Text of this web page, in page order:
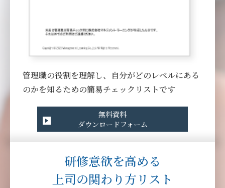
管理職の役割を理解し、自分がどのレベルにある
のかを知るための簡易チェックリストです
無料資料
ダウンロードフォーム
研修意欲を高める
上司の関わり方リスト